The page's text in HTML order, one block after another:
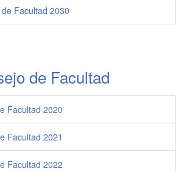
Facultad 2030
de Facultad
Facultad 2020
Facultad 2021
Facultad 2022